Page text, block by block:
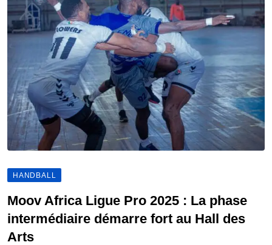
HANDBALL
Moov Africa Ligue Pro 2025 : La phase
intermédiaire démarre fort au Hall des
Arts